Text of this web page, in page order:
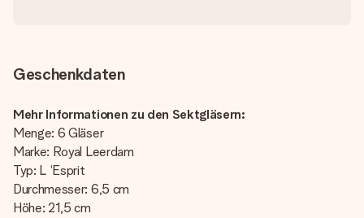
Geschenkdaten
Mehr Informationen zu den Sektgläsern:
Menge: 6 Gläser
Marke: Royal Leerdam
Typ: L ‘Esprit
Durchmesser: 6,5 cm
Höhe: 21,5 cm